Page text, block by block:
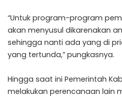
“Untuk program-program
akan menyusul dikarenakan
sehingga nanti ada yang di
yang tertunda,” pungkasnya.
Hingga saat ini Pemerintah
melakukan perencanaan lain